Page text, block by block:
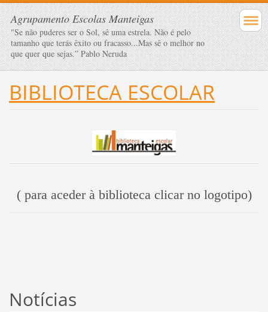
Agrupamento Escolas Manteigas
"Se não puderes ser o Sol, sê uma estrela. Não é pelo
tamanho que terás êxito ou fracasso...Mas sê o melhor no
que quer que sejas.” Pablo Neruda
BIBLIOTECA ESCOLAR
( para aceder à biblioteca clicar no logotipo)
Notícias